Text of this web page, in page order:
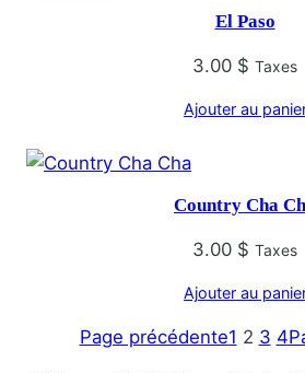
El Paso
3.00 $ Taxes
Ajouter au
Country Cha
3.00 $ Taxes
Ajouter au
Page précédente1 2 3 4